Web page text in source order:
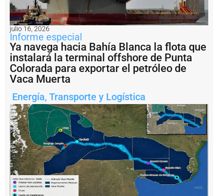
a
l:
A
r
g
e
n
ti
n
a
i
m
p
u
s
o
u
n
a
m
u
lt
julio 16, 2026
Informe especial
Ya navega hacia Bahía Blanca la flota que
instalará la terminal offshore de Punta
Colorada para exportar el petróleo de
Vaca Muerta
Energía, Transporte y Logística